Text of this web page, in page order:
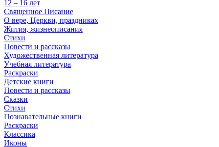
12 – 16 лет
Священное Писание
О вере, Церкви, праздниках
Жития, жизнеописания
Стихи
Повести и рассказы
Художественная литература
Учебная литература
Раскраски
Детские книги
Повести и рассказы
Сказки
Стихи
Познавательные книги
Раскраски
Классика
Иконы